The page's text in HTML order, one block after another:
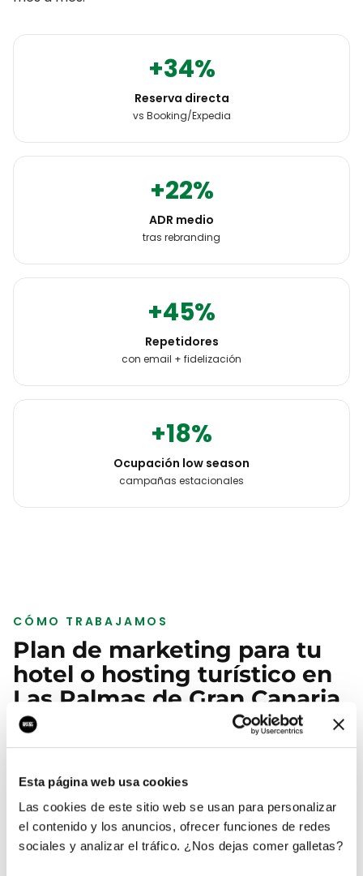
Esta página web usa cookies
Las cookies de este sitio web se usan para personalizar
el contenido y los anuncios, ofrecer funciones de redes
sociales y analizar el tráfico. ¿Nos dejas comer galletas?
+34%
Reserva directa
vs Booking/Expedia
+22%
ADR medio
tras rebranding
+45%
Repetidores
con email + fidelización
+18%
Ocupación low season
campañas estacionales
CÓMO TRABAJAMOS
Plan de marketing para tu
hotel o hosting turístico en
Las Palmas de Gran Canaria
paso a paso
01
Auditoría de tu hotel o hosting turístico
en Las Palmas de Gran Canaria